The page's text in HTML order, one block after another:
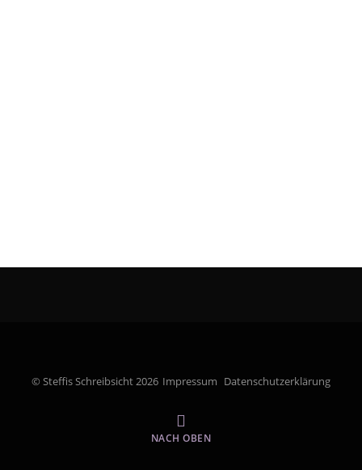
© Steffis Schreibsicht 2026 Impressum Datenschutzerklärung
NACH OBEN